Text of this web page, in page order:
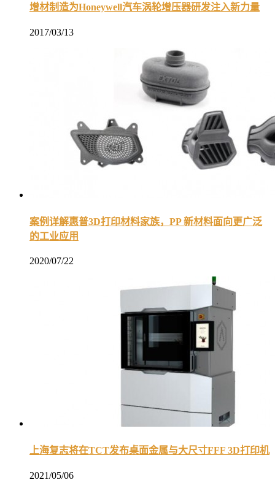
增材制造为Honeywell汽车涡轮增压器研发注入新力量
2017/03/13
案例详解惠普3D打印材料家族，PP 新材料面向更广泛
的工业应用
2020/07/22
上海复志将在TCT发布桌面金属与大尺寸FFF 3D打印机
2021/05/06